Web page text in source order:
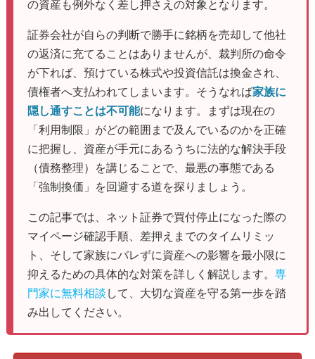
の資産も例外なく差し押さえの対象となります。
証券会社が自らの判断で勝手に銘柄を売却して他社
の返済に充てることはありませんが、裁判所の命令
が下れば、預けている株式や投資信託は換金され、
債権者へ支払われてしまいます。そうなれば家族に
隠し通すことは不可能になります。まずは現在の
「利用制限」がどの範囲まで及んでいるのかを正確
に把握し、資産が手元にあるうちに法的な解決手段
（債務整理）を講じることで、最悪の事態である
「強制換価」を回避する道を探りましょう。
この記事では、ネット証券で買付停止になった際の
マイページ確認手順、差押えまでのタイムリミッ
ト、そして家族にバレずに資産への影響を最小限に
抑えるための具体的な対策を詳しく解説します。 専
門家に無料相談 して、大切な資産を守る第一歩を踏
み出してください。